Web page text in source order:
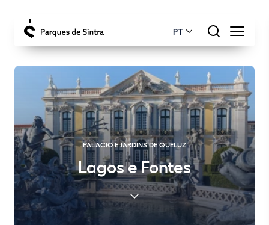
PT
PALÁCIO E JARDINS DE QUELUZ
Lagos e Fontes